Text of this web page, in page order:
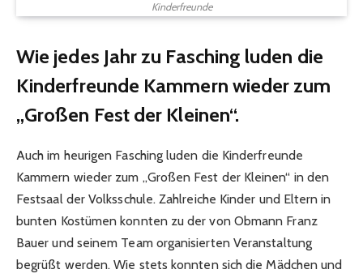
Kinderfreunde
Wie jedes Jahr zu Fasching luden die
Kinderfreunde Kammern wieder zum
„Großen Fest der Kleinen“.
Auch im heurigen Fasching luden die Kinderfreunde
Kammern wieder zum „Großen Fest der Kleinen“ in den
Festsaal der Volksschule. Zahlreiche Kinder und Eltern in
bunten Kostümen konnten zu der von Obmann Franz
Bauer und seinem Team organisierten Veranstaltung
begrüßt werden. Wie stets konnten sich die Mädchen und